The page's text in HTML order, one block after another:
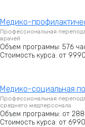
Медико-
Профессиональная
врачей
Объем программы: 576
Стоимость курса: от
Медико-социальная
Профессиональная
среднего медперсонала
Объем программы: от
Стоимость курса: от